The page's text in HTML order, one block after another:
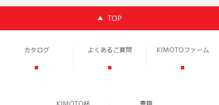
TOP
カタログ よくあるご質問 KIMOTOファーム